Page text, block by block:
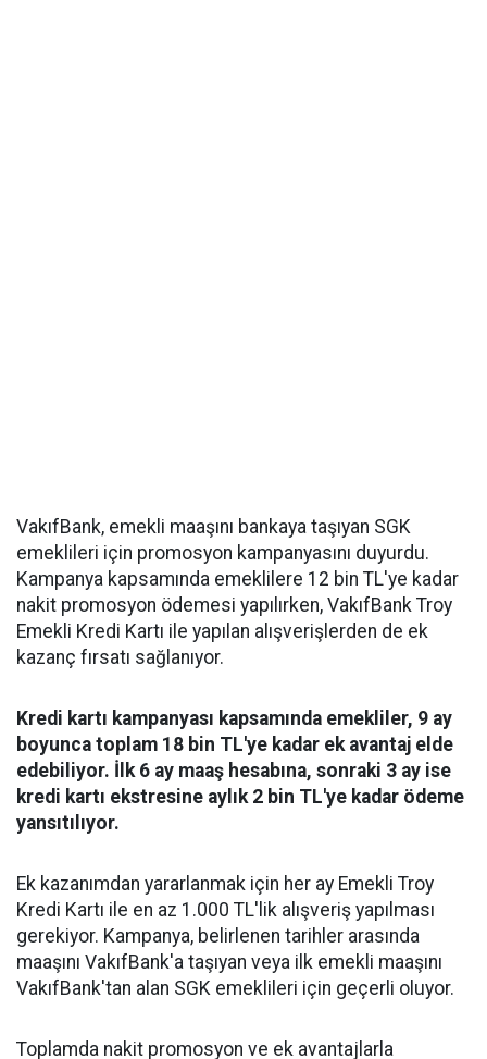
VakıfBank, emekli maaşını bankaya taşıyan SGK
emeklileri için promosyon kampanyasını duyurdu.
Kampanya kapsamında emeklilere 12 bin TL'ye kadar
nakit promosyon ödemesi yapılırken, VakıfBank Troy
Emekli Kredi Kartı ile yapılan alışverişlerden de ek
kazanç fırsatı sağlanıyor.
Kredi kartı kampanyası kapsamında emekliler, 9 ay
boyunca toplam 18 bin TL'ye kadar ek avantaj elde
edebiliyor. İlk 6 ay maaş hesabına, sonraki 3 ay ise
kredi kartı ekstresine aylık 2 bin TL'ye kadar ödeme
yansıtılıyor.
Ek kazanımdan yararlanmak için her ay Emekli Troy
Kredi Kartı ile en az 1.000 TL'lik alışveriş yapılması
gerekiyor. Kampanya, belirlenen tarihler arasında
maaşını VakıfBank'a taşıyan veya ilk emekli maaşını
VakıfBank'tan alan SGK emeklileri için geçerli oluyor.
Toplamda nakit promosyon ve ek avantajlarla